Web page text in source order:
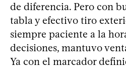
de diferencia. Pero con
tabla y efectivo tiro
siempre paciente a la
decisiones, mantuvo
Ya con el marcador